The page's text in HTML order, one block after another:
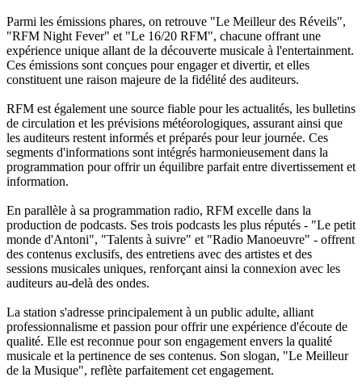
Parmi les émissions phares, on retrouve "Le Meilleur des Réveils",
"RFM Night Fever" et "Le 16/20 RFM", chacune offrant une
expérience unique allant de la découverte musicale à l'entertainment.
Ces émissions sont conçues pour engager et divertir, et elles
constituent une raison majeure de la fidélité des auditeurs.
RFM est également une source fiable pour les actualités, les bulletins
de circulation et les prévisions météorologiques, assurant ainsi que
les auditeurs restent informés et préparés pour leur journée. Ces
segments d'informations sont intégrés harmonieusement dans la
programmation pour offrir un équilibre parfait entre divertissement et
information.
En parallèle à sa programmation radio, RFM excelle dans la
production de podcasts. Ses trois podcasts les plus réputés - "Le petit
monde d'Antoni", "Talents à suivre" et "Radio Manoeuvre" - offrent
des contenus exclusifs, des entretiens avec des artistes et des
sessions musicales uniques, renforçant ainsi la connexion avec les
auditeurs au-delà des ondes.
La station s'adresse principalement à un public adulte, alliant
professionnalisme et passion pour offrir une expérience d'écoute de
qualité. Elle est reconnue pour son engagement envers la qualité
musicale et la pertinence de ses contenus. Son slogan, "Le Meilleur
de la Musique", reflète parfaitement cet engagement.